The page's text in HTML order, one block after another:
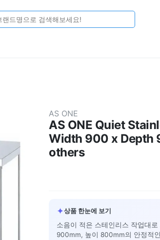
AS ONE
AS ONE Quiet
Width 900 x Depth
others
✦상품 한눈에 보기
소음이 적은 스테인리스 작업대
900mm, 높이 800mm의 안정적